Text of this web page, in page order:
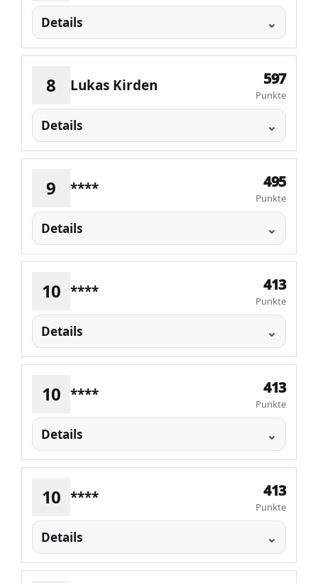
Details
8 Lukas Kirden 597
Punkte
Details
9 **** 495
Punkte
Details
10 **** 413
Punkte
Details
10 **** 413
Punkte
Details
10 **** 413
Punkte
Details